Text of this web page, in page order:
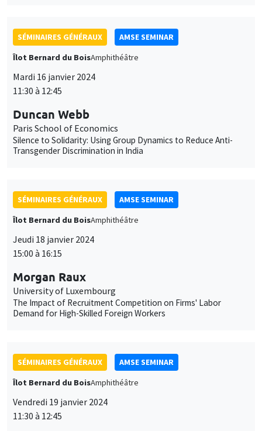
SÉMINAIRES GÉNÉRAUX
AMSE SEMINAR
Îlot Bernard du BoisAmphithéâtre
Mardi 16 janvier 2024
11:30 à 12:45
Duncan Webb
Paris School of Economics
Silence to Solidarity: Using Group Dynamics to Reduce Anti-
Transgender Discrimination in India
SÉMINAIRES GÉNÉRAUX
AMSE SEMINAR
Îlot Bernard du BoisAmphithéâtre
Jeudi 18 janvier 2024
15:00 à 16:15
Morgan Raux
University of Luxembourg
The Impact of Recruitment Competition on Firms' Labor
Demand for High-Skilled Foreign Workers
SÉMINAIRES GÉNÉRAUX
AMSE SEMINAR
Îlot Bernard du BoisAmphithéâtre
Vendredi 19 janvier 2024
11:30 à 12:45